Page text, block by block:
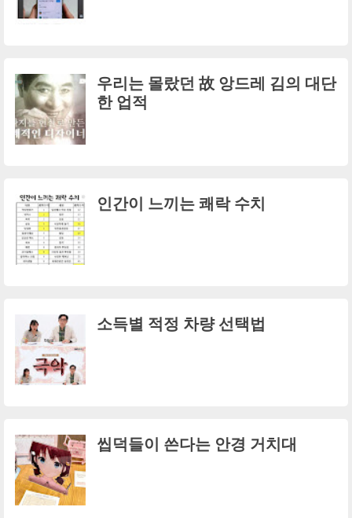
우리는 몰랐던 故 앙드레 김의 대단
한 업적
인간이 느끼는 쾌락 수치
소득별 적정 차량 선택법
씹덕들이 쓴다는 안경 거치대